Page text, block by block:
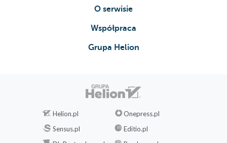
O serwisie
Współpraca
Grupa Helion
Helion.pl
Onepress.pl
Sensus.pl
Editio.pl